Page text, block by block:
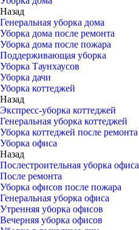
Назад
Генеральная уборка дома
Уборка дома после ремонта
Уборка дома после пожара
Поддерживающая уборка
Уборка Таунхаусов
Уборка дачи
Уборка коттеджей
Назад
Экспресс-уборка коттеджей
Генеральная уборка коттеджей
Уборка коттеджей после ремонта
Уборка офиса
Назад
Послестроительная уборка офиса
После ремонта
Уборка офисов после пожара
Генеральная уборка офиса
Утренняя уборка офисов
Вечерняя уборка офисов